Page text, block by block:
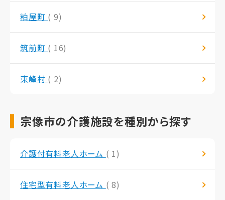
粕屋町 ( 9)
筑前町 ( 16)
東峰村 ( 2)
宗像市の介護施設を種別から探す
介護付有料老人ホーム ( 1)
住宅型有料老人ホーム ( 8)